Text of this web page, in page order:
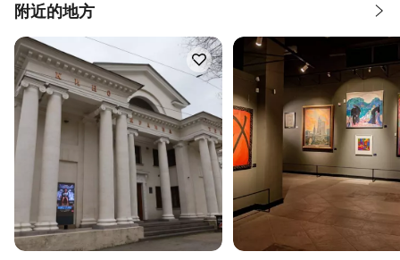
附近的地方